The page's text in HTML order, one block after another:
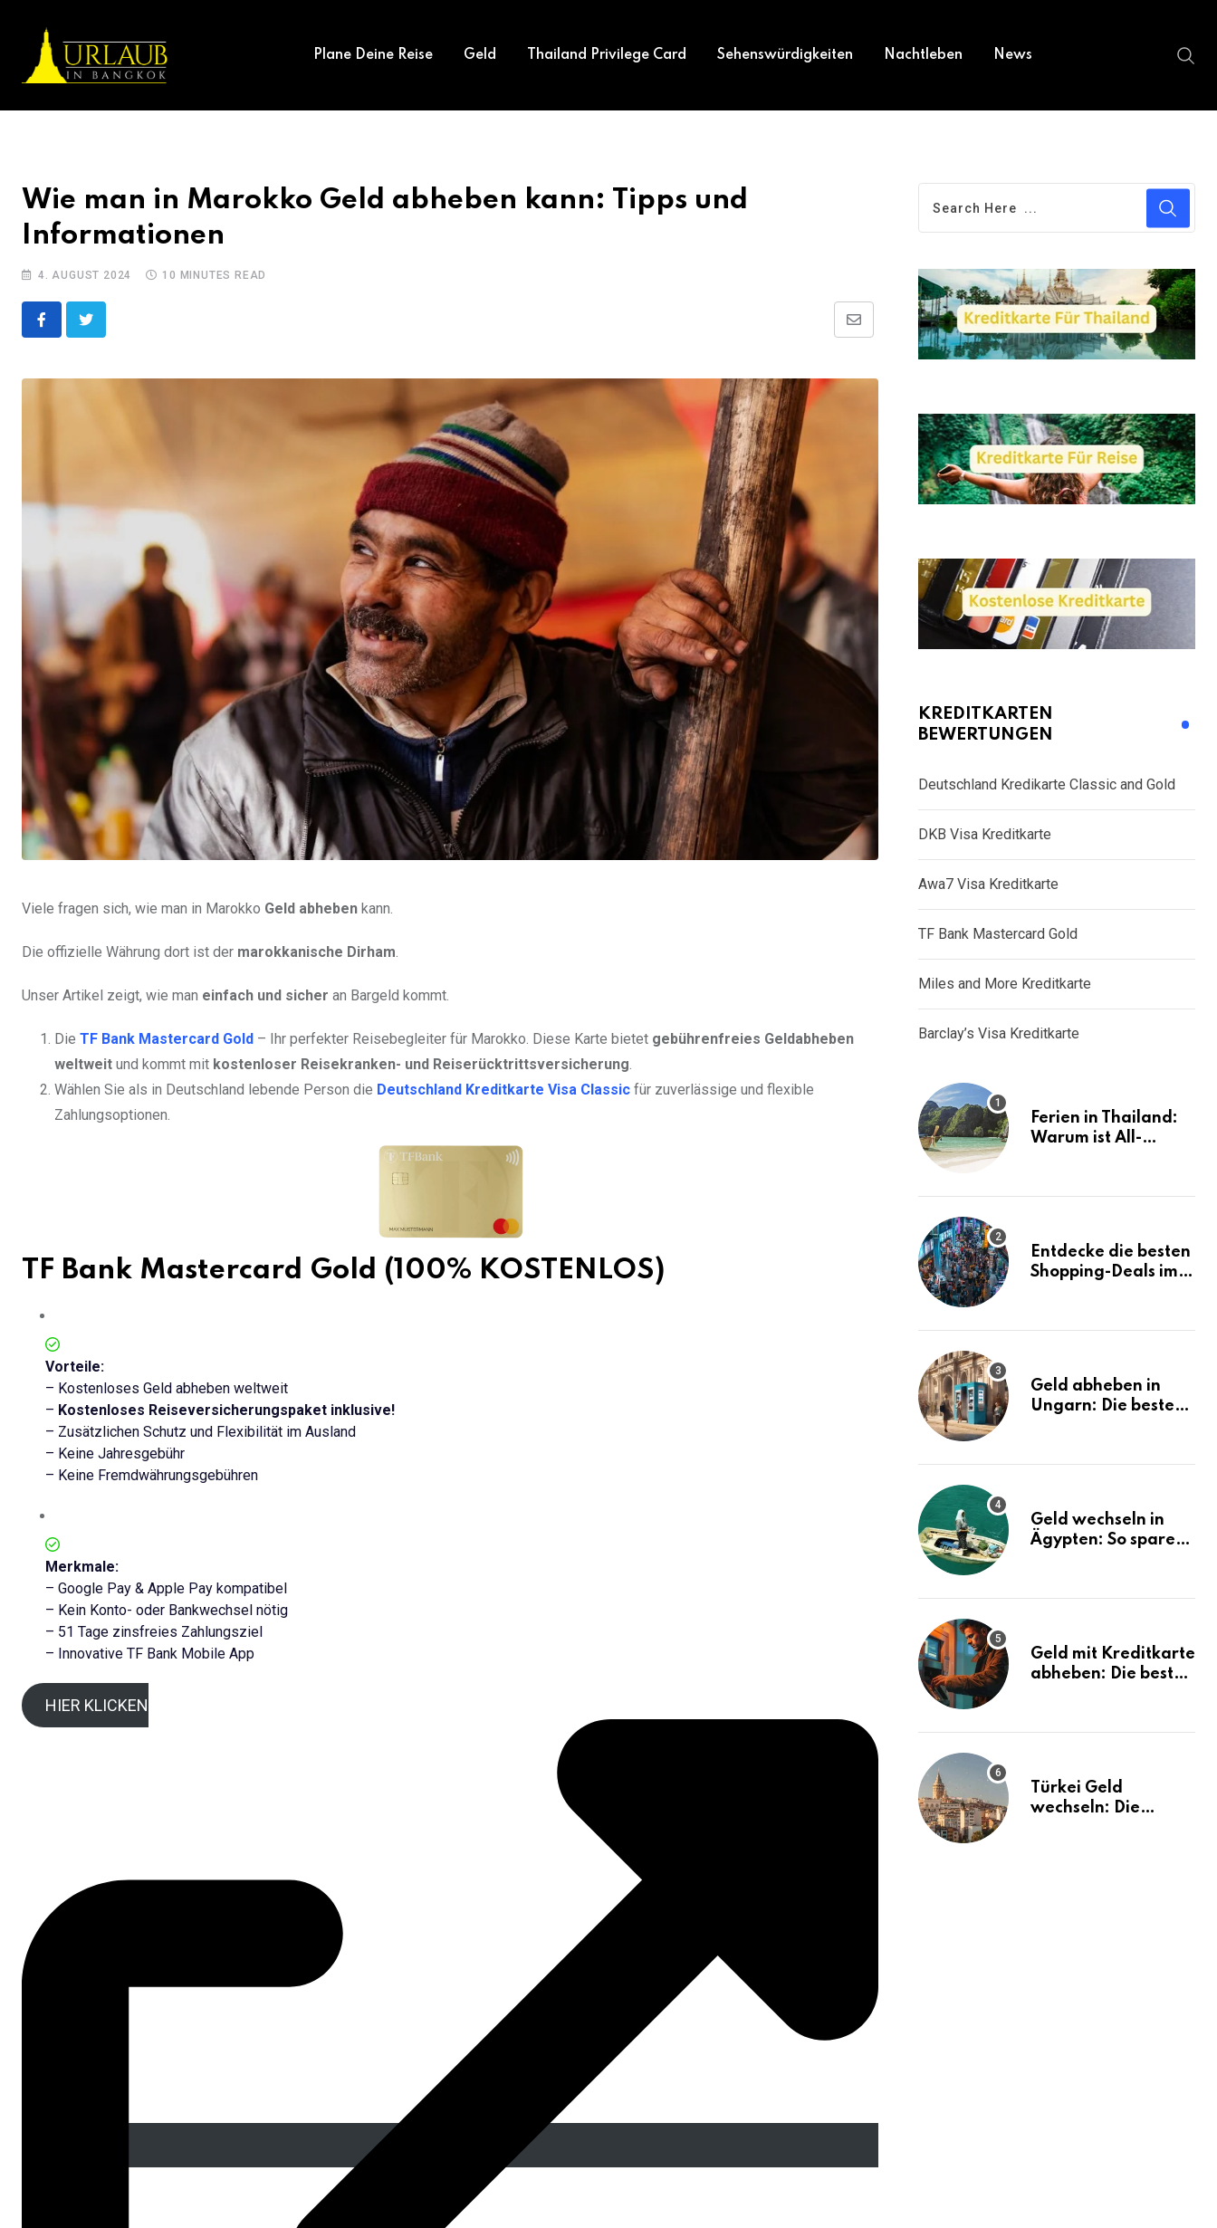
content
Plane Deine Reise Geld Thailand Privilege Card Sehenswürdigkeiten Nachtleben News
Wie man in Marokko Geld abheben kann: Tipps und
Informationen
4. AUGUST 2024 10 MINUTES READ
Share
Email
Viele fragen sich, wie man in Marokko Geld abheben kann.
Die offizielle Währung dort ist der marokkanische Dirham.
Unser Artikel zeigt, wie man einfach und sicher an Bargeld kommt.
Die TF Bank Mastercard Gold – Ihr perfekter Reisebegleiter für Marokko. Diese Karte bietet gebührenfreies Geldabheben
weltweit und kommt mit kostenloser Reisekranken- und Reiserücktrittsversicherung.
Wählen Sie als in Deutschland lebende Person die Deutschland Kreditkarte Visa Classic für zuverlässige und flexible
Zahlungsoptionen.
TF Bank Mastercard Gold (100% KOSTENLOS)
Vorteile:
– Kostenloses Geld abheben weltweit
– Kostenloses Reiseversicherungspaket inklusive!
– Zusätzlichen Schutz und Flexibilität im Ausland
– Keine Jahresgebühr
– Keine Fremdwährungsgebühren
Merkmale:
– Google Pay & Apple Pay kompatibel
– Kein Konto- oder Bankwechsel nötig
– 51 Tage zinsfreies Zahlungsziel
– Innovative TF Bank Mobile App
HIER KLICKEN
KREDITKARTEN
BEWERTUNGEN
Deutschland Kredikarte Classic and Gold
DKB Visa Kreditkarte
Awa7 Visa Kreditkarte
TF Bank Mastercard Gold
Miles and More Kreditkarte
Barclay’s Visa Kreditkarte
Ferien in Thailand:
Warum ist All-
Entdecke die besten
Shopping-Deals im
Geld abheben in
Ungarn: Die besten
Geld wechseln in
Ägypten: So sparen
Geld mit Kreditkarte
abheben: Die besten
Türkei Geld
wechseln: Die